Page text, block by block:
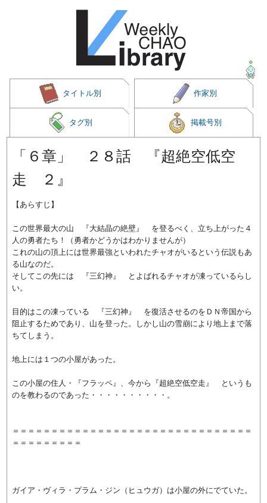
タイトル別 作家別
タグ別 掲載号別
「６章」 ２８話 『超絶空低空
走 ２』
【あらすじ】
この世界最大の山 『大結晶の絶壁』 を登るべく、立ち上がった４
人の勇者たち！（勇者かどうかはわかりませんが）
これの山の頂上には世界最強といわれたチャオがいるという伝説もあ
る山なのだ。
そしてこの先には 『三幻神』 とよばれるチャオが凍っているらし
い。
目的はこの凍っている 『三幻神』 を復活させるのをＤＮ帝国から
阻止するためであり、山を登った。しかし山の雪崩により地上まで落
ちてしまう。
地上には１つの小屋があった。
この小屋の住人・『フラッペ』、今から『超絶空低空走』 というも
のを教わるのであった・・・・・・・・・・。
＝＝＝＝＝＝＝＝＝＝＝＝＝＝＝＝＝＝＝＝＝＝＝＝＝＝＝＝＝＝＝
＝＝＝＝＝＝＝＝＝
ガイア・ヴィラ・プラム・ジン（ヒュウガ）は小屋の外にでていた。